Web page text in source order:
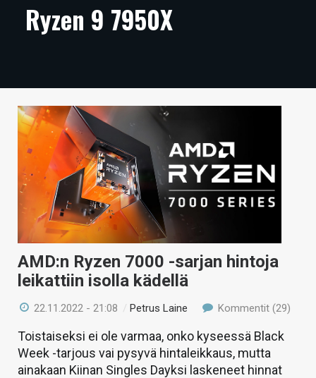
ARTIKKELIT
TECHBBS
TIETOA
HINTA.FI
KAUPPA
VAIHDA TEEMA
HAKU
Ryzen 9 7950X
AMD:n Ryzen 7000 -sarjan hintoja
leikattiin isolla kädellä
22.11.2022 - 21:08 /Petrus Laine Kommentit (29)
Toistaiseksi ei ole varmaa, onko kyseessä Black
Week -tarjous vai pysyvä hintaleikkaus, mutta
ainakaan Kiinan Singles Dayksi laskeneet hinnat